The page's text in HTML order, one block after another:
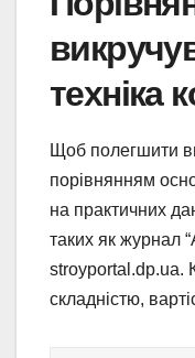
техніка
Щоб полегшити
порівнянням
на практичних
таких як журнал
stroyportal.dp.ua.
складністю,